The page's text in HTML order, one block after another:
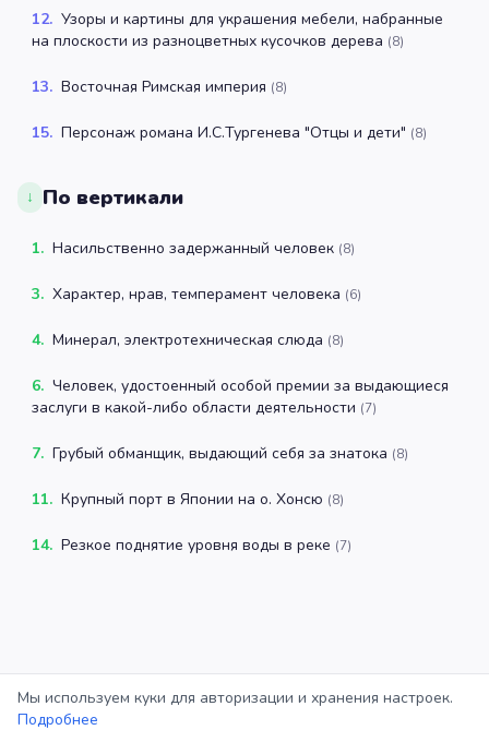
12. Узоры и картины для украшения мебели, набранные
на плоскости из разноцветных кусочков дерева (8)
13. Восточная Римская империя (8)
15. Персонаж романа И.С.Тургенева "Отцы и дети" (8)
↓ По вертикали
1. Насильственно задержанный человек (8)
3. Характер, нрав, темперамент человека (6)
4. Минерал, электротехническая слюда (8)
6. Человек, удостоенный особой премии за выдающиеся
заслуги в какой-либо области деятельности (7)
7. Грубый обманщик, выдающий себя за знатока (8)
11. Крупный порт в Японии на о. Хонсю (8)
14. Резкое поднятие уровня воды в реке (7)
Мы используем куки для авторизации и хранения настроек.
Подробнее